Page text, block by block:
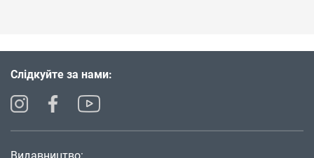
Слідкуйте за нами: